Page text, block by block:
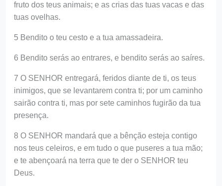
fruto dos teus animais; e as crias das tuas vacas e das
tuas ovelhas.
5 Bendito o teu cesto e a tua amassadeira.
6 Bendito serás ao entrares, e bendito serás ao saíres.
7 O SENHOR entregará, feridos diante de ti, os teus
inimigos, que se levantarem contra ti; por um caminho
sairão contra ti, mas por sete caminhos fugirão da tua
presença.
8 O SENHOR mandará que a bênção esteja contigo
nos teus celeiros, e em tudo o que puseres a tua mão;
e te abençoará na terra que te der o SENHOR teu
Deus.